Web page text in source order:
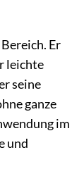
Er
leichte
seine
ganze
im
und